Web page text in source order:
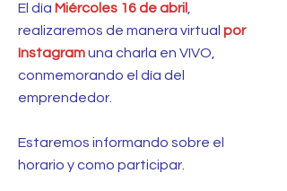
El día Miércoles 16 de abril
realizaremos de manera virtual por
Instagramuna charla en VIVO,
conmemorando el día del
emprendedor.
Estaremos informando sobre el
horario y como participar.